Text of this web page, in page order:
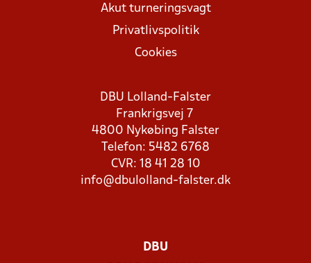
Akut turneringsvagt
Privatlivspolitik
Cookies
DBU Lolland-Falster
Frankrigsvej 7
4800 Nykøbing Falster
Telefon: 5482 6768
CVR: 18 41 28 10
info@dbulolland-falster.dk
DBU